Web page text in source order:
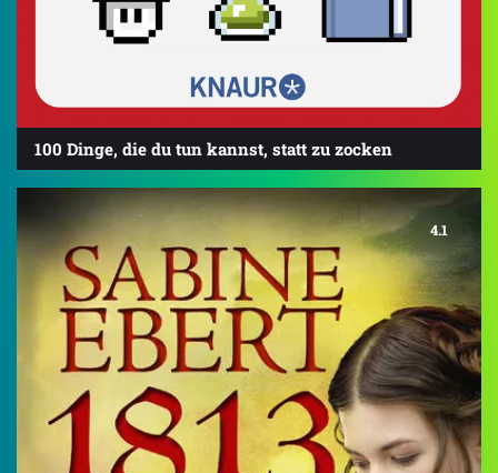
100 Dinge, die du tun kannst, statt zu zocken
4.1